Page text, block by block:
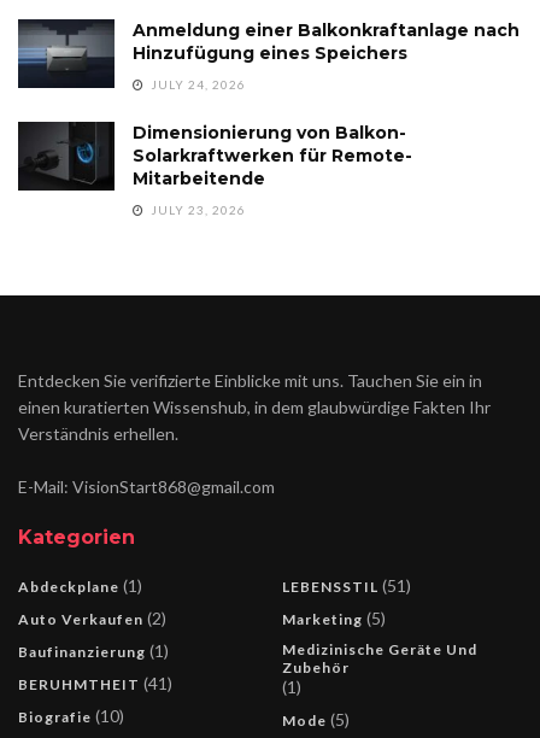
Anmeldung einer Balkonkraftanlage nach
Hinzufügung eines Speichers
JULY 24, 2026
Dimensionierung von Balkon-
Solarkraftwerken für Remote-
Mitarbeitende
JULY 23, 2026
Entdecken Sie verifizierte Einblicke mit uns. Tauchen Sie ein in
einen kuratierten Wissenshub, in dem glaubwürdige Fakten Ihr
Verständnis erhellen.
E-Mail: VisionStart868@gmail.com
Kategorien
Abdeckplane (1)
Auto Verkaufen (2)
Baufinanzierung (1)
BERUHMTHEIT (41)
Biografie (10)
LEBENSSTIL (51)
Marketing (5)
Medizinische Geräte Und
Zubehör
(1)
Mode (5)